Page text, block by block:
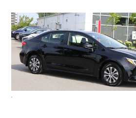
Toyota Corolla
Hybrid LE 2023
15 630 km
28 094 $
Stock TR04254 / NIV 027118